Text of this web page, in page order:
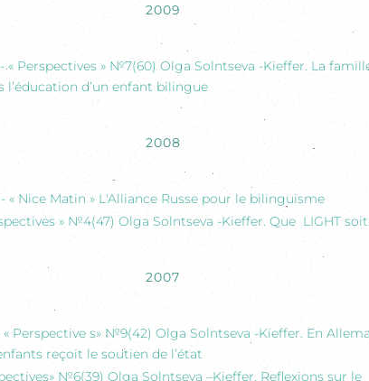
2009
« Perspectives » №7(60) Olga Solntseva -Kieffer. La
l’éducation d’un enfant bilingue
2008
« Nice Matin » L'Alliance Russe pour le bilinguisme
» №4(47) Olga Solntseva -Kieffer. Que LIGHT
2007
Perspective s» №9(42) Olga Solntseva -Kieffer. En
reçoit le soutien de l’état
№6(39) Olga Solntseva –Kieffer. Reflexions sur le